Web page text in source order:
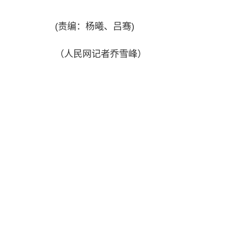
(责编：杨曦、吕骞)
（人民网记者乔雪峰）